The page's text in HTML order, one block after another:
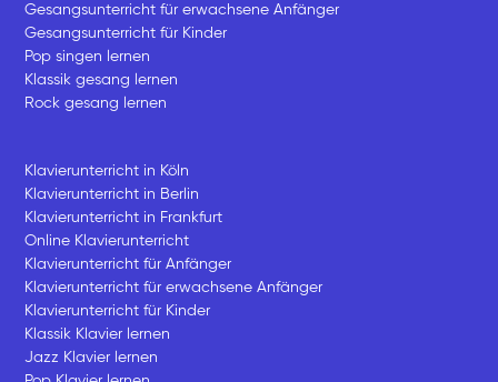
Gesangsunterricht für erwachsene Anfänger
Gesangsunterricht für Kinder
Pop singen lernen
Klassik gesang lernen
Rock gesang lernen
Klavierunterricht in Köln
Klavierunterricht in Berlin
Klavierunterricht in Frankfurt
Online Klavierunterricht
Klavierunterricht für Anfänger
Klavierunterricht für erwachsene Anfänger
Klavierunterricht für Kinder
Klassik Klavier lernen
Jazz Klavier lernen